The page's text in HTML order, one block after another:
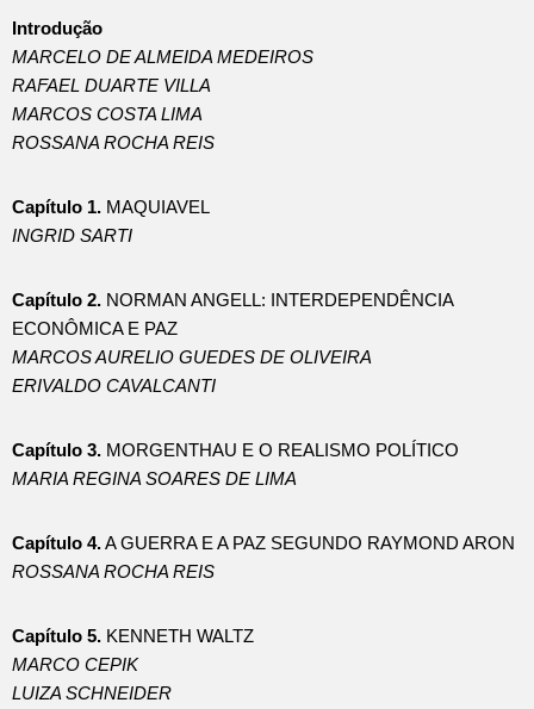
Introdução
MARCELO DE ALMEIDA MEDEIROS
RAFAEL DUARTE VILLA
MARCOS COSTA LIMA
ROSSANA ROCHA REIS
Capítulo 1. MAQUIAVEL
INGRID SARTI
Capítulo 2. NORMAN ANGELL: INTERDEPENDÊNCIA
ECONÔMICA E PAZ
MARCOS AURELIO GUEDES DE OLIVEIRA
ERIVALDO CAVALCANTI
Capítulo 3. MORGENTHAU E O REALISMO POLÍTICO
MARIA REGINA SOARES DE LIMA
Capítulo 4.A GUERRA E A PAZ SEGUNDO RAYMOND ARON
ROSSANA ROCHA REIS
Capítulo 5. KENNETH WALTZ
MARCO CEPIK
LUIZA SCHNEIDER